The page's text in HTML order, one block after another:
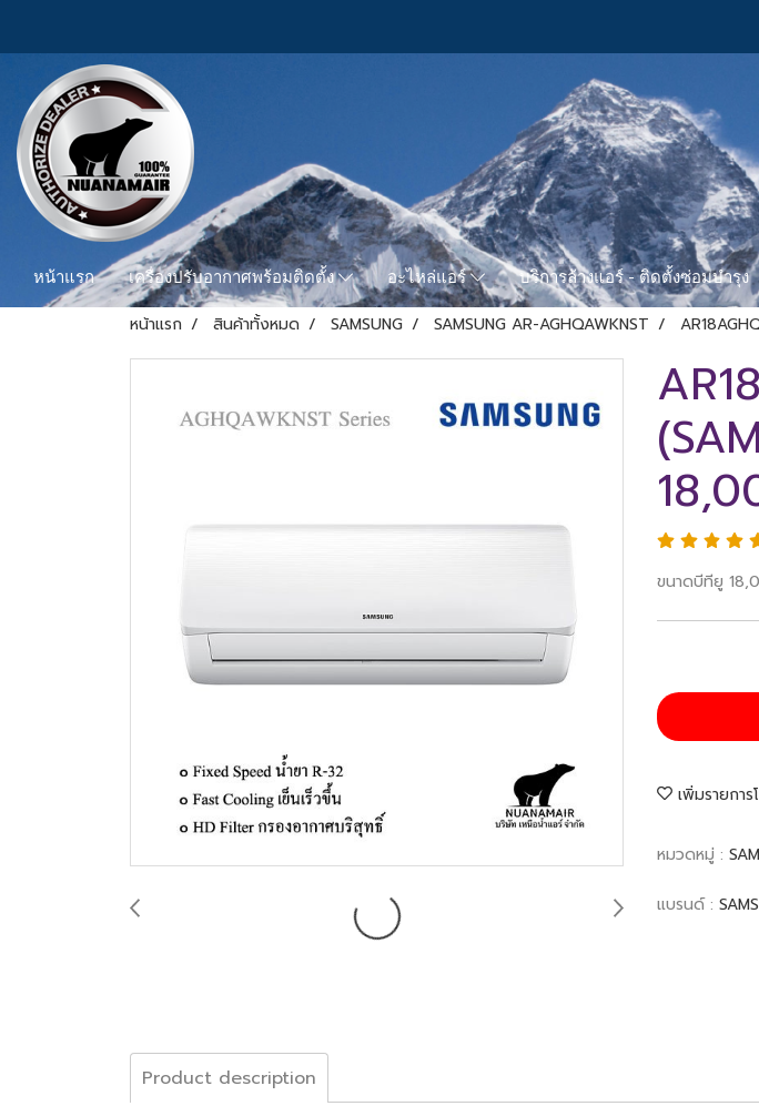
หน้าแรก เครื่องปรับอากาศพร้อมติดตั้ง อะไหล่แอร์ บริการล้างแอร์ - ติดตั้งซ่อมบำรุง
หน้าแรก สินค้าทั้งหมด SAMSUNG SAMSUNG AR-AGHQAWKNST
ขนาดบีทียู
เพิ่มรายการ
หมวดหมู่ :
แบรนด์ :
Product description